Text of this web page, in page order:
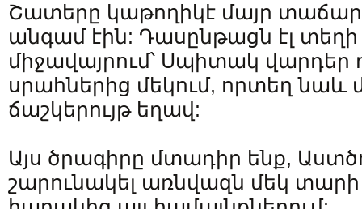
Շատերը կաթողիկէ մայր
անգամ էին: Դասընթացն էլ տեղի
միջավայրում՝ Սպիտակ վարդեր
սրահներից մեկում, որտեղ
ճաշկերույթ եղավ:
Այս ծրագիրը մտադիր ենք,
շարունակել առնվազն մեկ